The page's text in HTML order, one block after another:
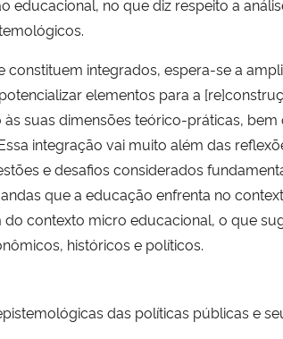
no que diz respeito a
integrados, espera-se a
elementos para a
suas dimensões teórico-práticas,
integração vai muito além das
e desafios considerados
que a educação enfrenta no
contexto micro educacional, o que
históricos e políticos.
das políticas públicas e